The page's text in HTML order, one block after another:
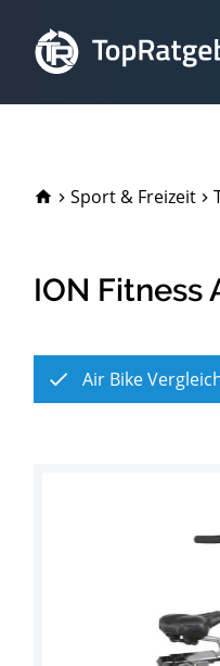
TopRatgeber24.de
Sport & Freizeit
ION Fitness
Air Bike